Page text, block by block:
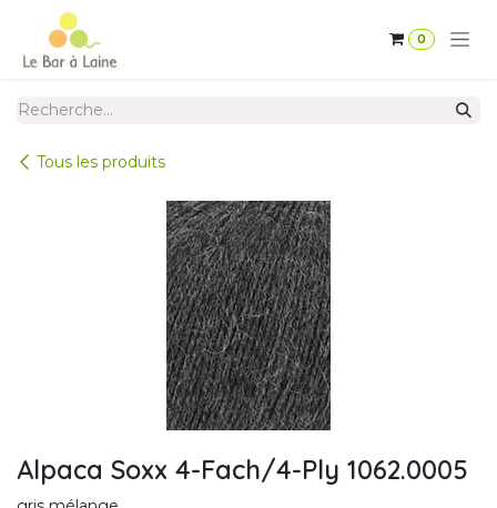
Se rendre au contenu
0
Tous les produits
Alpaca Soxx 4-Fach/4-Ply 1062.0005